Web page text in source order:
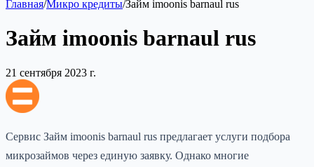
Главная/Микро кредиты/Займ imoonis barnaul rus
Займ imoonis barnaul rus
21 сентября 2023 г.
Сервис Займ imoonis barnaul rus предлагает услуги подбора
микрозаймов через единую заявку. Однако многие